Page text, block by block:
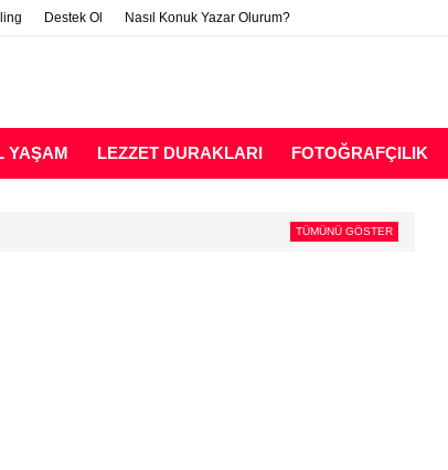
Destek Ol Nasıl Konuk Yazar Olurum?
YAŞAM LEZZET DURAKLARI FOTOĞRAFÇILIK
TÜMÜNÜ GÖSTER